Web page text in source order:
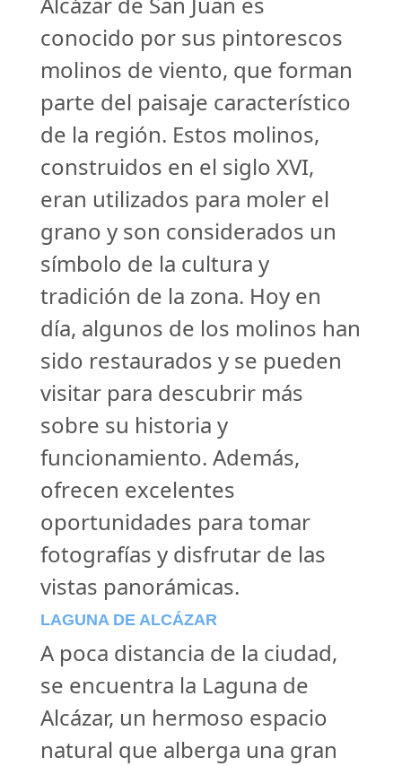
conocido por sus pintorescos
molinos de viento, que forman
parte del paisaje característico
de la región. Estos molinos,
construidos en el siglo XVI,
eran utilizados para moler el
grano y son considerados un
símbolo de la cultura y
tradición de la zona. Hoy en
día, algunos de los molinos han
sido restaurados y se pueden
visitar para descubrir más
sobre su historia y
funcionamiento. Además,
ofrecen excelentes
oportunidades para tomar
fotografías y disfrutar de las
vistas panorámicas.
LAGUNA DE ALCÁZAR
A poca distancia de la ciudad,
se encuentra la Laguna de
Alcázar, un hermoso espacio
natural que alberga una gran